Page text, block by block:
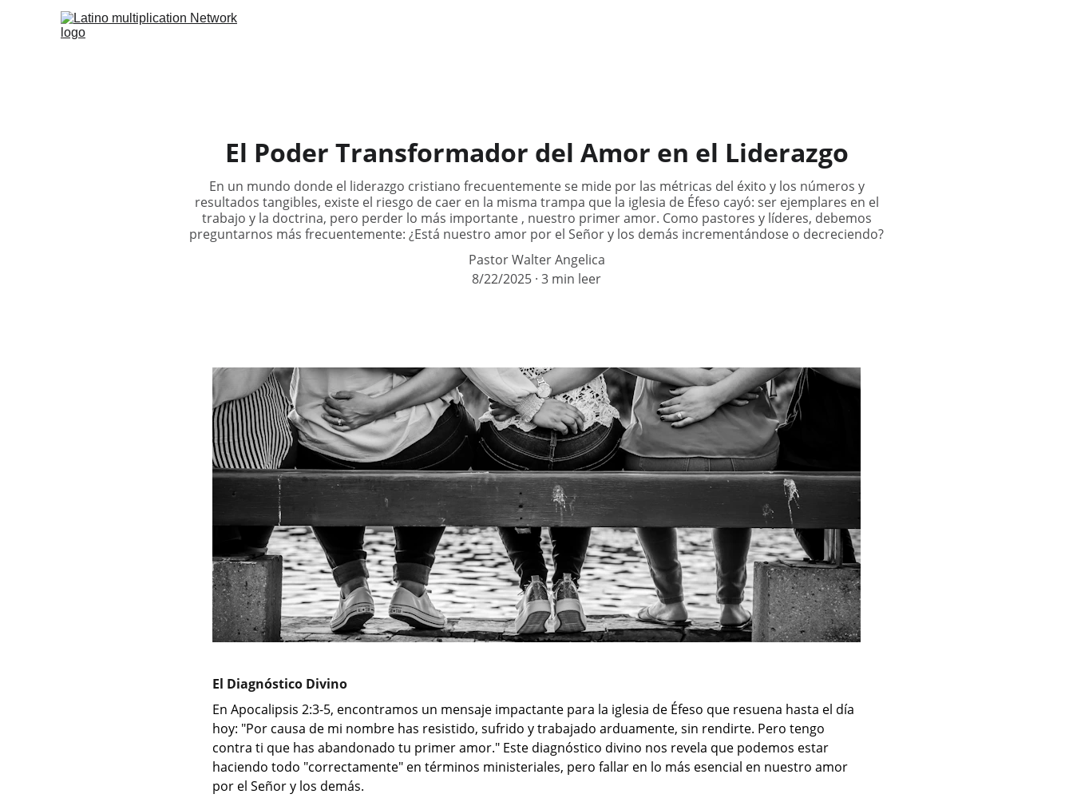
El Poder Transformador del Amor en el Liderazgo
En un mundo donde el liderazgo cristiano frecuentemente se mide por las métricas del éxito y los números y
resultados tangibles, existe el riesgo de caer en la misma trampa que la iglesia de Éfeso cayó: ser ejemplares en el
trabajo y la doctrina, pero perder lo más importante , nuestro primer amor. Como pastores y líderes, debemos
preguntarnos más frecuentemente: ¿Está nuestro amor por el Señor y los demás incrementándose o decreciendo?
Pastor Walter Angelica
8/22/2025 3 min leer
El Diagnóstico Divino
En Apocalipsis 2:3-5, encontramos un mensaje impactante para la iglesia de Éfeso que resuena hasta el día
hoy: "Por causa de mi nombre has resistido, sufrido y trabajado arduamente, sin rendirte. Pero tengo
contra ti que has abandonado tu primer amor." Este diagnóstico divino nos revela que podemos estar
haciendo todo "correctamente" en términos ministeriales, pero fallar en lo más esencial en nuestro amor
por el Señor y los demás.